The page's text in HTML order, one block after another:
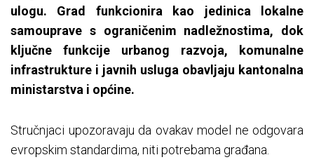
ulogu. Grad funkcionira kao jedinica lokalne
samouprave s ograničenim nadležnostima, dok
ključne funkcije urbanog razvoja, komunalne
infrastrukture i javnih usluga obavljaju kantonalna
ministarstva i općine.
Stručnjaci upozoravaju da ovakav model ne odgovara
evropskim standardima, niti potrebama građana.